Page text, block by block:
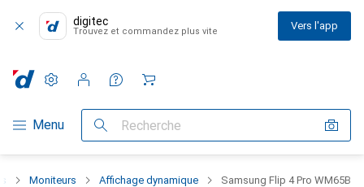
digitec
Trouvez et commandez plus vite Vers l'app
Navigation par catégorie
Menu Recherche
Paramètres
Compte client
Listes de comparaison
Listes d'envies
Panier
Moniteurs Affichage dynamique Samsung Flip 4 Pro WM65B